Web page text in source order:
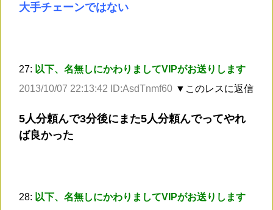
大手チェーンではない
27: 以下、名無しにかわりましてVIPがお送りします
2013/10/07 22:13:42 ID:AsdTnmf60 ▼このレスに返信
5人分頼んで3分後にまた5人分頼んでってやれ
ば良かった
28: 以下、名無しにかわりましてVIPがお送りします